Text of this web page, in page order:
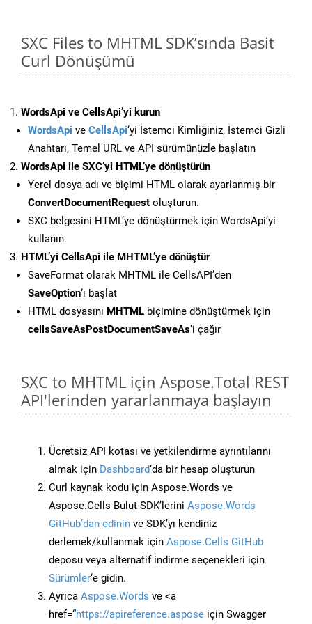
SXC Files to MHTML SDK’sında Basit
Curl Dönüşümü
WordsApi ve CellsApi’yi kurun
WordsApi ve CellsApi‘yi İstemci Kimliğiniz, İstemci Gizli
Anahtarı, Temel URL ve API sürümünüzle başlatın
WordsApi ile SXC’yi HTML’ye dönüştürün
Yerel dosya adı ve biçimi HTML olarak ayarlanmış bir
ConvertDocumentRequest oluşturun.
SXC belgesini HTML’ye dönüştürmek için WordsApi’yi
kullanın.
HTML’yi CellsApi ile MHTML’ye dönüştür
SaveFormat olarak MHTML ile CellsAPI’den
SaveOption‘ı başlat
HTML dosyasını MHTML biçimine dönüştürmek için
cellsSaveAsPostDocumentSaveAs‘i çağır
SXC to MHTML için Aspose.Total REST
API'lerinden yararlanmaya başlayın
Ücretsiz API kotası ve yetkilendirme ayrıntılarını
almak için Dashboard‘da bir hesap oluşturun
Curl kaynak kodu için Aspose.Words ve
Aspose.Cells Bulut SDK’lerini Aspose.Words
GitHub’dan edinin ve SDK’yı kendiniz
derlemek/kullanmak için Aspose.Cells GitHub
deposu veya alternatif indirme seçenekleri için
Sürümler‘e gidin.
Ayrıca Aspose.Words ve <a
href=“https://apireference.aspose için Swagger